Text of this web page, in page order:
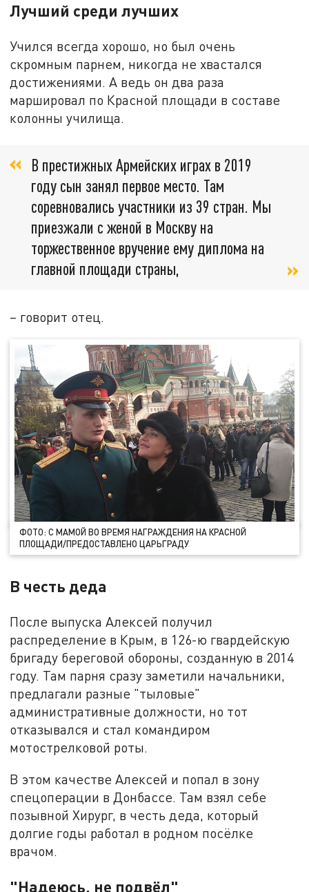
Лучший среди лучших
Учился всегда хорошо, но был очень
скромным парнем, никогда не хвастался
достижениями. А ведь он два раза
маршировал по Красной площади в составе
колонны училища.
В престижных Армейских играх в 2019
году сын занял первое место. Там
соревновались участники из 39 стран. Мы
приезжали с женой в Москву на
торжественное вручение ему диплома на
главной площади страны,
– говорит отец.
ФОТО: С МАМОЙ ВО ВРЕМЯ НАГРАЖДЕНИЯ НА КРАСНОЙ
ПЛОЩАДИ/ПРЕДОСТАВЛЕНО ЦАРЬГРАДУ
В честь деда
После выпуска Алексей получил
распределение в Крым, в 126-ю гвардейскую
бригаду береговой обороны, созданную в 2014
году. Там парня сразу заметили начальники,
предлагали разные "тыловые"
административные должности, но тот
отказывался и стал командиром
мотострелковой роты.
В этом качестве Алексей и попал в зону
спецоперации в Донбассе. Там взял себе
позывной Хирург, в честь деда, который
долгие годы работал в родном посёлке
врачом.
"Надеюсь, не подвёл"